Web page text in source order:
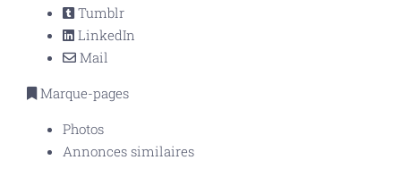
Tumblr
LinkedIn
Mail
Marque-pages
Photos
Annonces similaires